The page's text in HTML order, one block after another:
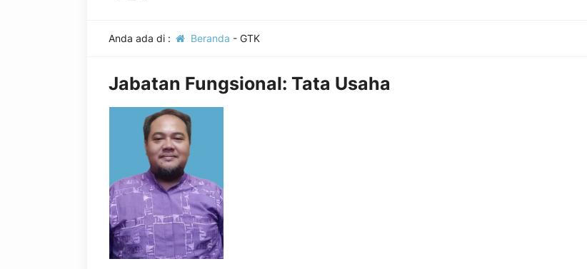
Anda ada di : Beranda - GTK
Jabatan Fungsional: Tata Usaha